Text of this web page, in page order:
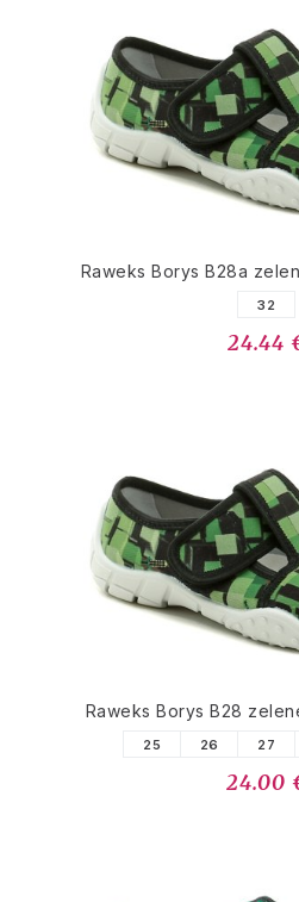
Raweks Borys B28a
32
24.44
Raweks Borys B28
25 26 27
24.00